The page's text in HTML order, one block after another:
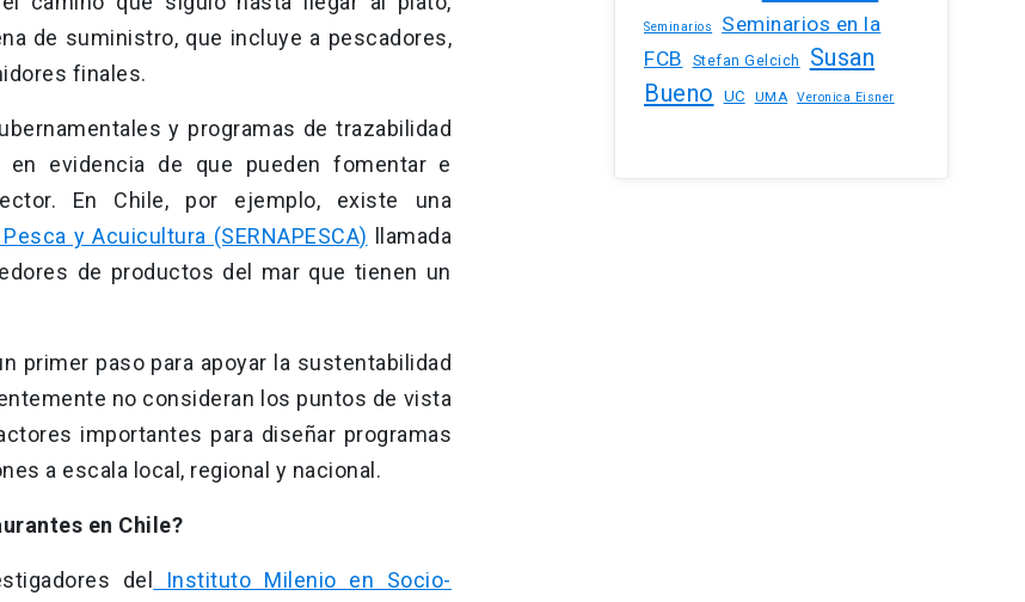
de suministro, que incluye a pescadores,
finales.
y programas de trazabilidad
evidencia de que pueden fomentar e
En Chile, por ejemplo, existe una
y Acuicultura (SERNAPESCA) llamada
de productos del mar que tienen un
primer paso para apoyar la sustentabilidad
no consideran los puntos de vista
importantes para diseñar programas
a escala local, regional y nacional.
en Chile?
del
Instituto Milenio en Socio-
Seminarios
Seminarios en la
FCB
Stefan Gelcich
Susan
Bueno
UC UMA Veronica Eisner